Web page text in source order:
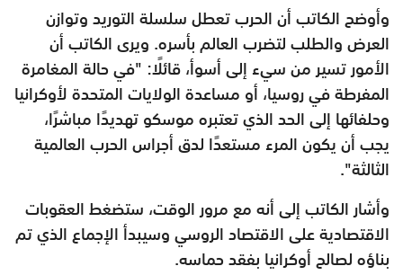
وأوضح الكاتب أن الحرب تعطل سلسلة التوريد وتوازن
العرض والطلب لتضرب العالم بأسره. ويرى الكاتب أن
الأمور تسير من سيء إلى أسوأ، قائلًا: "في حالة المغامرة
المفرطة في روسيا، أو مساعدة الولايات المتحدة لأوكرانيا
وحلفائها إلى الحد الذي تعتبره موسكو تهديدًا مباشرًا،
يجب أن يكون المرء مستعدًا لدق أجراس الحرب العالمية
الثالثة".
وأشار الكاتب إلى أنه مع مرور الوقت، ستضغط العقوبات
الاقتصادية على الاقتصاد الروسي وسيبدأ الإجماع الذي تم
بناؤه لصالح أوكرانيا بفقد حماسه.